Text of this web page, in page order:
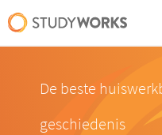
De beste
geschiedenis